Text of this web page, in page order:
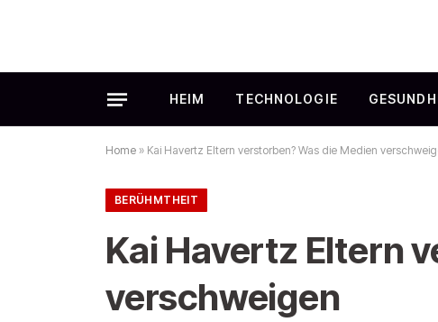
HEIM TECHNOLOGIE
Home » Kai Havertz Eltern verstorben? Was die Medien
BERÜHMTHEIT
Kai Havertz Eltern
verschweigen